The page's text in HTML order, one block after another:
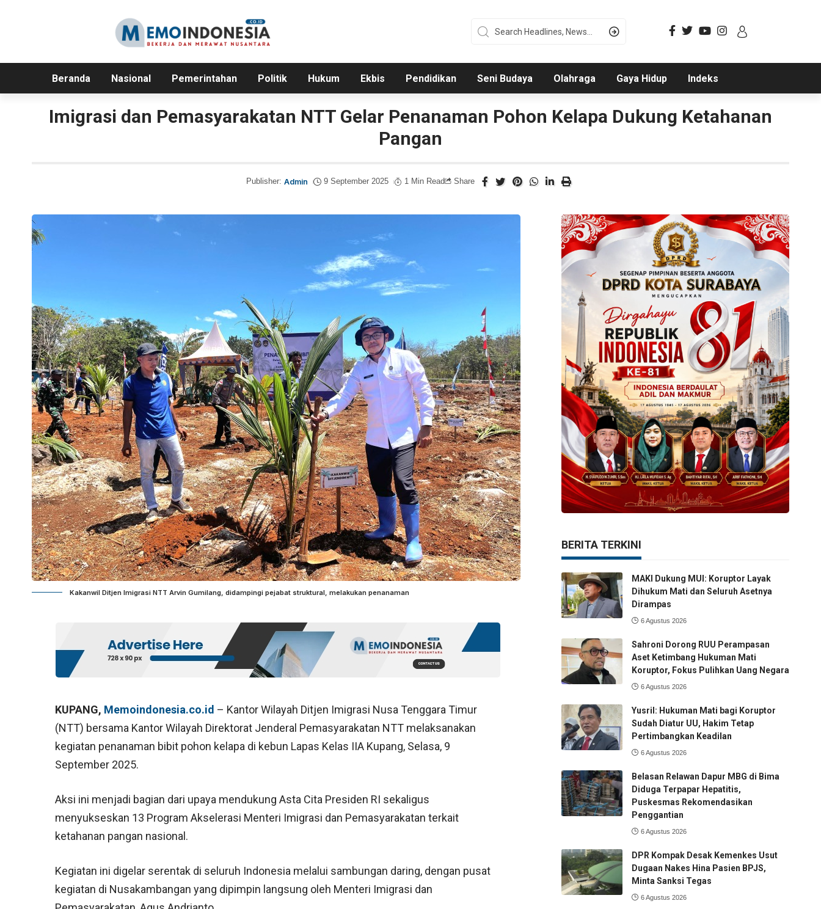
Beranda Nasional Pemerintahan Politik Hukum Ekbis Pendidikan Seni Budaya Olahraga Gaya Hidup Indeks
Imigrasi dan Pemasyarakatan NTT Gelar Penanaman Pohon Kelapa Dukung Ketahanan
Pangan
Publisher: Admin 9 September 2025 1 Min Read Share
Kakanwil Ditjen Imigrasi NTT Arvin Gumilang, didampingi pejabat struktural, melakukan penanaman
KUPANG, Memoindonesia.co.id – Kantor Wilayah Ditjen Imigrasi Nusa Tenggara Timur
(NTT) bersama Kantor Wilayah Direktorat Jenderal Pemasyarakatan NTT melaksanakan
kegiatan penanaman bibit pohon kelapa di kebun Lapas Kelas IIA Kupang, Selasa, 9
September 2025.
Aksi ini menjadi bagian dari upaya mendukung Asta Cita Presiden RI sekaligus
menyukseskan 13 Program Akselerasi Menteri Imigrasi dan Pemasyarakatan terkait
ketahanan pangan nasional.
Kegiatan ini digelar serentak di seluruh Indonesia melalui sambungan daring, dengan pusat
kegiatan di Nusakambangan yang dipimpin langsung oleh Menteri Imigrasi dan
BERITA TERKINI
MAKI Dukung MUI: Koruptor Layak
Dihukum Mati dan Seluruh Asetnya
Dirampas
6 Agustus 2026
Sahroni Dorong RUU Perampasan
Aset Ketimbang Hukuman Mati
Koruptor, Fokus Pulihkan Uang Negara
6 Agustus 2026
Yusril: Hukuman Mati bagi Koruptor
Sudah Diatur UU, Hakim Tetap
Pertimbangkan Keadilan
6 Agustus 2026
Belasan Relawan Dapur MBG di Bima
Diduga Terpapar Hepatitis,
Puskesmas Rekomendasikan
Penggantian
6 Agustus 2026
DPR Kompak Desak Kemenkes Usut
Dugaan Nakes Hina Pasien BPJS,
Minta Sanksi Tegas
6 Agustus 2026